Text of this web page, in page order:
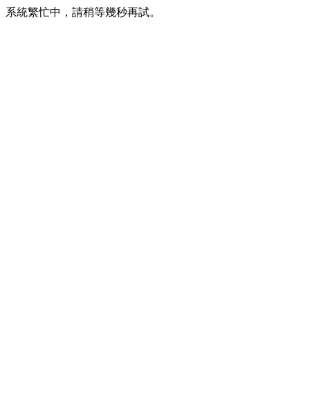
系統繁忙中，請稍等幾秒再試。